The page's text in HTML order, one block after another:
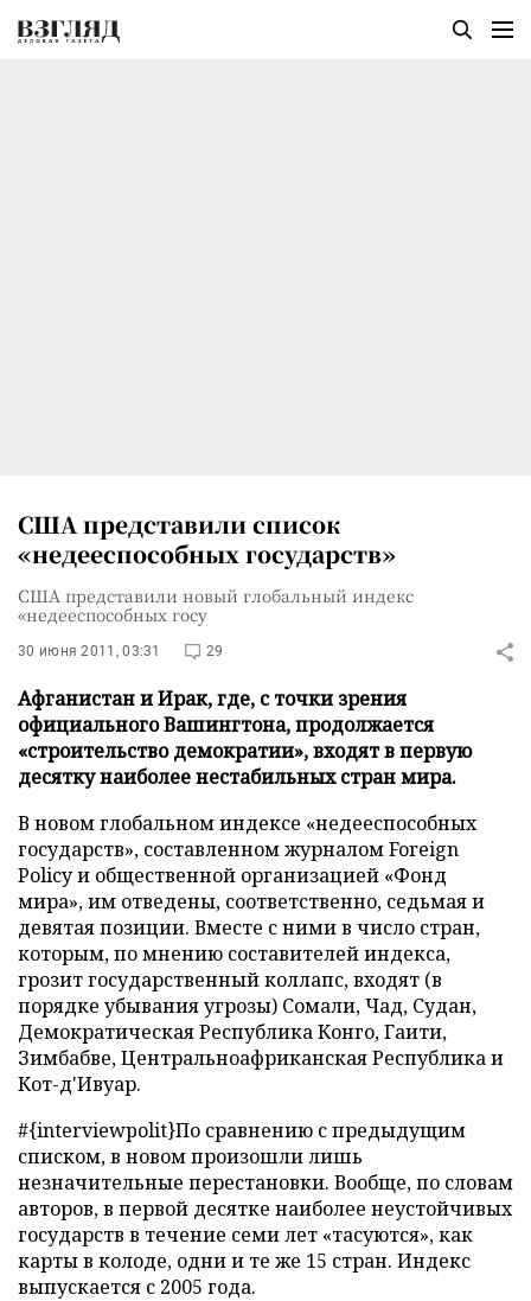
США представили список
«недееспособных государств»
США представили новый глобальный индекс
«недееспособных госу
30 июня 2011, 03:31 29
Афганистан и Ирак, где, с точки зрения
официального Вашингтона, продолжается
«строительство демократии», входят в первую
десятку наиболее нестабильных стран мира.
В новом глобальном индексе «недееспособных
государств», составленном журналом Foreign
Policy и общественной организацией «Фонд
мира», им отведены, соответственно, седьмая и
девятая позиции. Вместе с ними в число стран,
которым, по мнению составителей индекса,
грозит государственный коллапс, входят (в
порядке убывания угрозы) Сомали, Чад, Судан,
Демократическая Республика Конго, Гаити,
Зимбабве, Центральноафриканская Республика и
Кот-д'Ивуар.
#{interviewpolit}По сравнению с предыдущим
списком, в новом произошли лишь
незначительные перестановки. Вообще, по словам
авторов, в первой десятке наиболее неустойчивых
государств в течение семи лет «тасуются», как
карты в колоде, одни и те же 15 стран. Индекс
выпускается с 2005 года.